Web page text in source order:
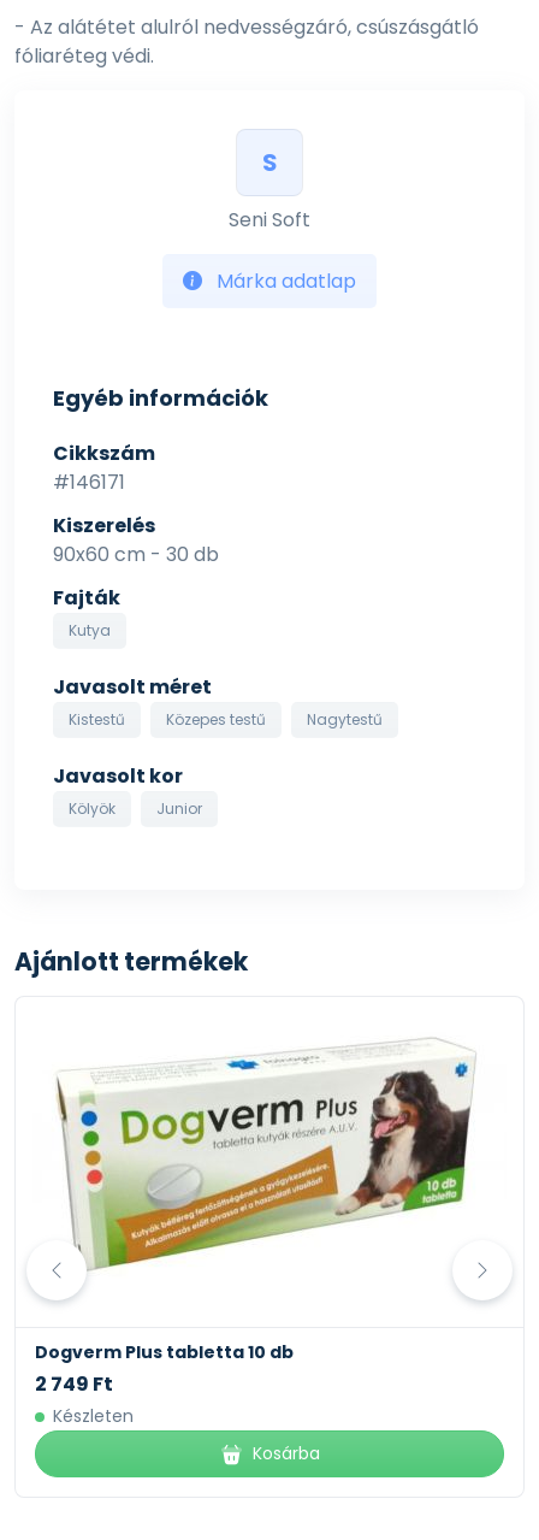
- Az alátétet alulról nedvességzáró, csúszásgátló
fóliaréteg védi.
S
Seni Soft
Márka adatlap
Egyéb információk
Cikkszám
#146171
Kiszerelés
90x60 cm - 30 db
Fajták
Kutya
Javasolt méret
Kistestű Közepes testű Nagytestű
Javasolt kor
Kölyök Junior
Ajánlott termékek
CESTAL CAT RÁGÓTABLETTA 2 tabletta
1 299 Ft
Készleten
Kosárba